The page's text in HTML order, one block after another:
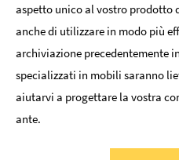
aspetto unico al vostro prodotto
anche di utilizzare in modo più
archiviazione precedentemente
specializzati in mobili saranno
aiutarvi a progettare la vostra
ante.